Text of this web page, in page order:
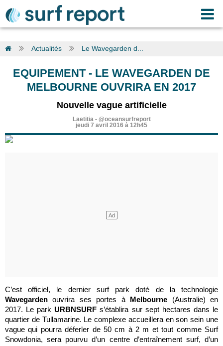
Actualités Le Wavegarden d...
EQUIPEMENT- LE WAVEGARDEN DE
MELBOURNE OUVRIRA EN 2017
Nouvelle vague artificielle
Laetitia- @oceansurfreport
jeudi 7 avril 2016 à 12h45
C’est officiel, le dernier surf park doté de la technologie
Wavegarden ouvrira ses portes à Melbourne (Australie) en
2017. Le parkURBNSURF s’établira sur sept hectares dans le
quartier de Tullamarine. Le complexe accueillera en son sein une
vague qui pourra déferler de 50 cm à 2 m et tout comme Surf
Snowdonia, sera pourvu d’un centre d’entraînement surf, d’un